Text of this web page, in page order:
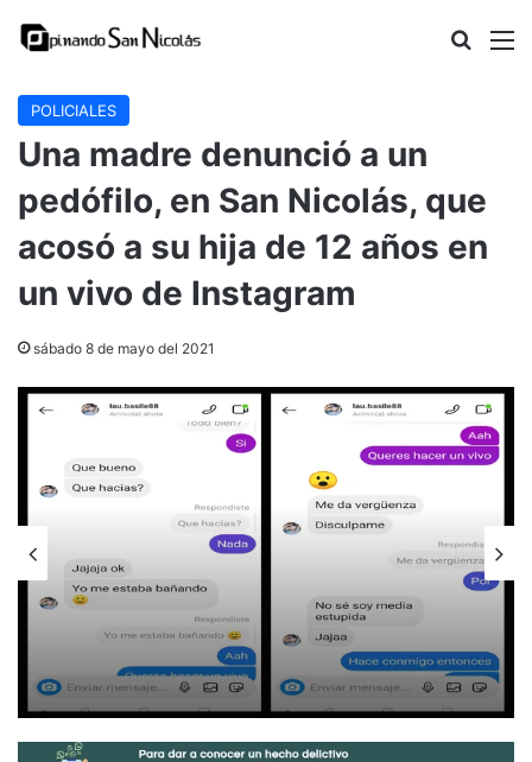
Buscar
POLICIALES
Una madre denunció a un
pedófilo, en San Nicolás, que
acosó a su hija de 12 años en
un vivo de Instagram
sábado 8 de mayo del 2021